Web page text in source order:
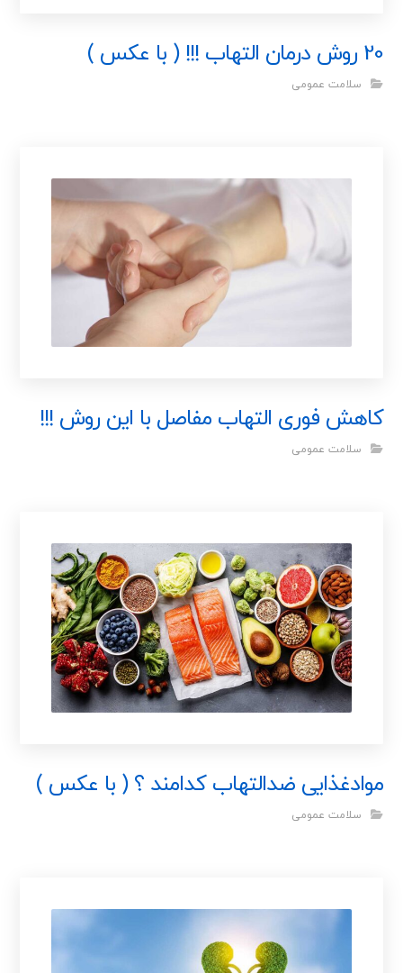
20 روش درمان التهاب !!! ( با عکس )
سلامت عمومی
کاهش فوری التهاب مفاصل با این روش !!!
سلامت عمومی
موادغذایی ضدالتهاب کدامند ؟ ( با عکس )
سلامت عمومی